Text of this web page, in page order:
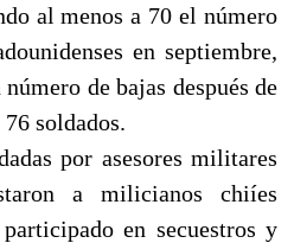
al menos a 70 el número
en septiembre,
de bajas después de
soldados.
por asesores militares
a milicianos chiíes
en secuestros y